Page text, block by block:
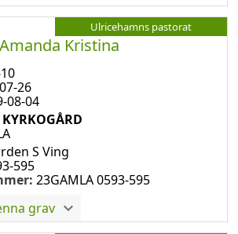
Ulricehamns pastorat
Kristina
26
08-04
S Ving
595
23GAMLA 0593-595
grav